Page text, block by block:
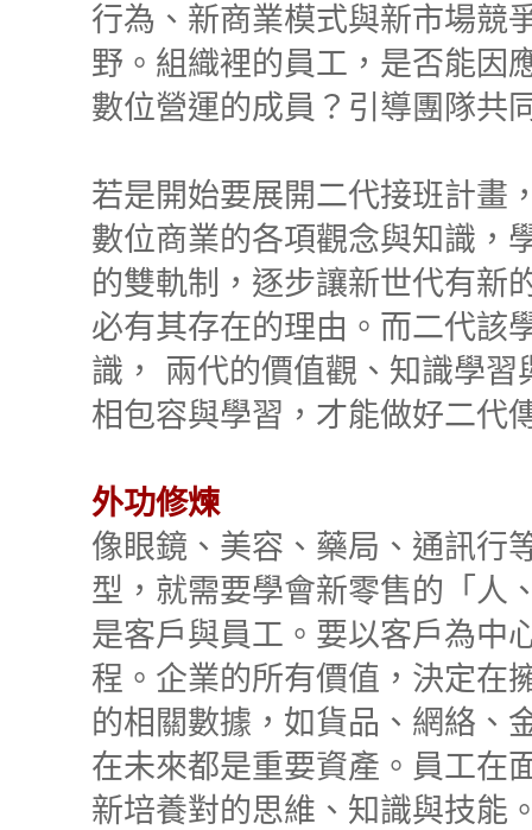
行為、新商業模式與新市場競
野。組織裡的員工，是否能因
數位營運的成員？引導團隊共
若是開始要展開二代接班計畫
數位商業的各項觀念與知識，
的雙軌制，逐步讓新世代有新
必有其存在的理由。而二代該
識， 兩代的價值觀、知識學
相包容與學習，才能做好二代
外功修煉
像眼鏡、美容、藥局、通訊行
型，就需要學會新零售的「人
是客戶與員工。要以客戶為中
程。企業的所有價值，決定在
的相關數據，如貨品、網絡、
在未來都是重要資產。員工在
新培養對的思維、知識與技能